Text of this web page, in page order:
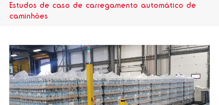
Estudos de caso de carregamento automático de
caminhões